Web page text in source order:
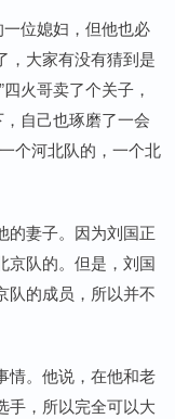
位媳妇，但他也必
，大家有没有猜到是
火哥卖了个关子，
自己也琢磨了一会
个河北队的，一个北
的妻子。因为刘国正
京队的。但是，刘国
队的成员，所以并不
情。他说，在他和老
手，所以完全可以大